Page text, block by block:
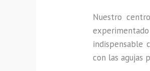
Nuestro
indispensable
con las agujas